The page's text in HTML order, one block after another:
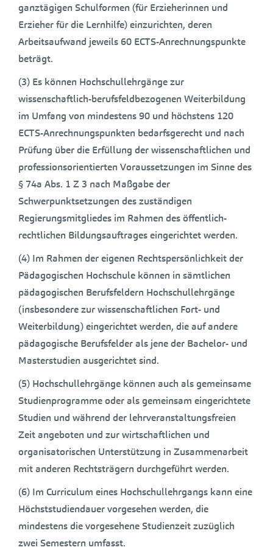
ganztägigen Schulformen (für Erzieherinnen und
Erzieher für die Lernhilfe) einzurichten, deren
Arbeitsaufwand jeweils 60 ECTS-Anrechnungspunkte
beträgt.
(3) Es können Hochschullehrgänge zur
wissenschaftlich-berufsfeldbezogenen Weiterbildung
im Umfang von mindestens 90 und höchstens 120
ECTS-Anrechnungspunkten bedarfsgerecht und nach
Prüfung über die Erfüllung der wissenschaftlichen und
professionsorientierten Voraussetzungen im Sinne des
§ 74a Abs. 1 Z 3 nach Maßgabe der
Schwerpunktsetzungen des zuständigen
Regierungsmitgliedes im Rahmen des öffentlich-
rechtlichen Bildungsauftrages eingerichtet werden.
(4) Im Rahmen der eigenen Rechtspersönlichkeit der
Pädagogischen Hochschule können in sämtlichen
pädagogischen Berufsfeldern Hochschullehrgänge
(insbesondere zur wissenschaftlichen Fort- und
Weiterbildung) eingerichtet werden, die auf andere
pädagogische Berufsfelder als jene der Bachelor- und
Masterstudien ausgerichtet sind.
(5) Hochschullehrgänge können auch als gemeinsame
Studienprogramme oder als gemeinsam eingerichtete
Studien und während der lehrveranstaltungsfreien
Zeit angeboten und zur wirtschaftlichen und
organisatorischen Unterstützung in Zusammenarbeit
mit anderen Rechtsträgern durchgeführt werden.
(6) Im Curriculum eines Hochschullehrgangs kann eine
Höchststudiendauer vorgesehen werden, die
mindestens die vorgesehene Studienzeit zuzüglich
zwei Semestern umfasst.